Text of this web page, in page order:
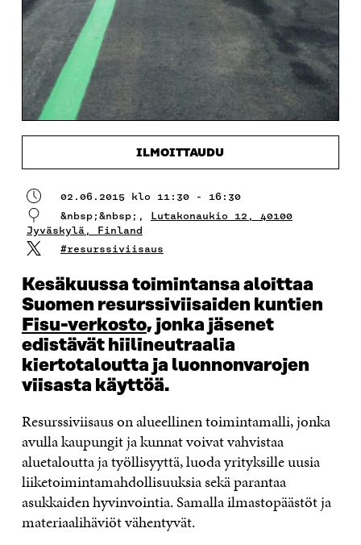
ILMOITTAUDU
02.06.2015 klo 11:30 - 16:30
&nbsp;&nbsp;, Lutakonaukio 12, 40100
Jyväskylä, Finland
#resurssiviisaus
Kesäkuussa toimintansa aloittaa
Suomen resurssiviisaiden kuntien
Fisu-verkosto, jonka jäsenet
edistävät hiilineutraalia
kiertotaloutta ja luonnonvarojen
viisasta käyttöä.
Resurssiviisaus on alueellinen toimintamalli, jonka
avulla kaupungit ja kunnat voivat vahvistaa
aluetaloutta ja työllisyyttä, luoda yrityksille uusia
liiketoimintamahdollisuuksia sekä parantaa
asukkaiden hyvinvointia. Samalla ilmastopäästöt ja
materiaalihäviöt vähentyvät.